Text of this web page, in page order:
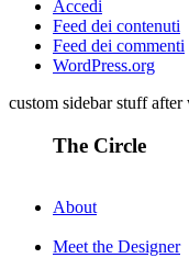
Accedi
Feed dei contenuti
Feed dei commenti
WordPress.org
custom sidebar stuff after
The Circle
About
Meet the Designer